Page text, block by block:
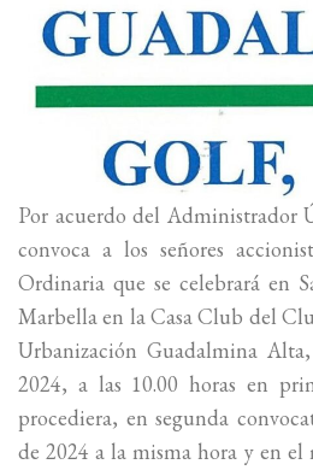
Por acuerdo del Administrador
convoca a los señores
Ordinaria que se celebrará en
Marbella en la Casa Club del
Urbanización Guadalmina
2024, a las 10.00 horas en
procediera, en segunda
de 2024 a la misma hora y en